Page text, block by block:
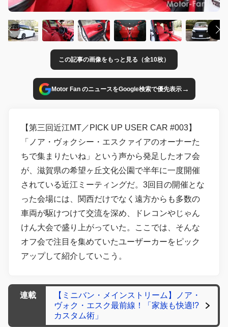
この記事の画像をもっと見る（全10枚）
Motor Fan のニュースをGoogle検索で優先表示→
【第三回近江MT／PICK UP USER CAR #003】
「ノア・ヴォクシー・エスクァイアのオーナーた
ちで集まりたいね」という声から発足したオフ会
が、滋賀県の希望ヶ丘文化公園で半年に一度開催
されている近江ミーティングだ。3回目の開催とな
った会場には、関西だけでなく遠方からも多数の
車両が駆けつけて交流を深め、ドレコンやじゃん
けん大会で盛り上がっていた。ここでは、そんな
オフ会で注目を集めていたユーザーカーをピック
アップして紹介していこう。
連載
【ミニバン・メインストリーム】ノア・
ヴォク・エスク最前線！「家族も快適!?
カスタム術」